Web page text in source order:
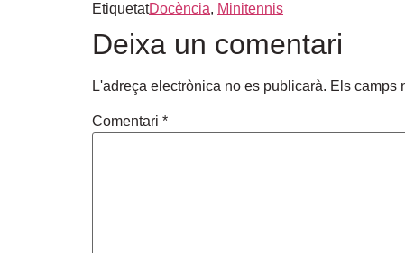
EtiquetatDocència, Minitennis
Deixa un comentari
L'adreça electrònica no es publicarà. Els camps
Comentari *